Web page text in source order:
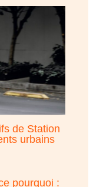
de Station
urbains
pourquoi :